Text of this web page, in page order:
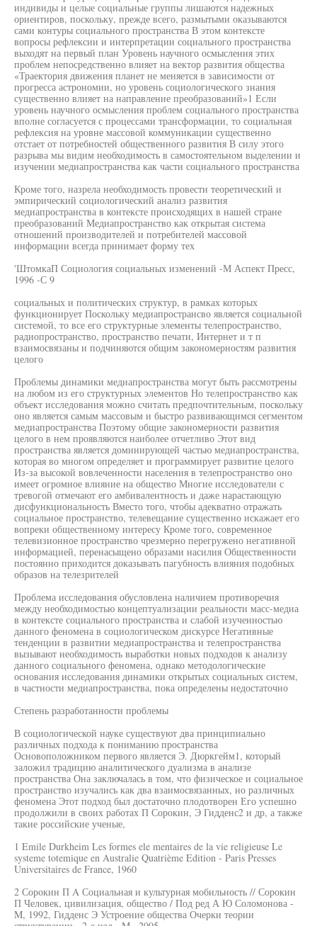
индивиды и целые социальные группы лишаются надежных
ориентиров, поскольку, прежде всего, размытыми оказываются
сами контуры социального пространства В этом контексте
вопросы рефлексии и интерпретации социального пространства
выходят на первый план Уровень научного осмысления этих
проблем непосредственно влияет на вектор развития общества
«Траектория движения планет не меняется в зависимости от
прогресса астрономии, но уровень социологического знания
существенно влияет на направление преобразований»1 Если
уровень научного осмысления проблем социального пространства
вполне согласуется с процессами трансформации, то социальная
рефлексия на уровне массовой коммуникации существенно
отстает от потребностей общественного развития В силу этого
разрыва мы видим необходимость в самостоятельном выделении и
изучении медиапространства как части социального пространства
Кроме того, назрела необходимость провести теоретический и
эмпирический социологический анализ развития
медиапространства в контексте происходящих в нашей стране
преобразований Медиапространство как открытая система
отношений производителей и потребителей массовой
информации всегда принимает форму тех
'ШтомкаП Социология социальных изменений -М Аспект Пресс,
1996 -С 9
социальных и политических структур, в рамках которых
функционирует Поскольку медиапространсво является социальной
системой, то все его структурные элементы телепространство,
радиопространство, пространство печати, Интернет и т п
взаимосвязаны и подчиняются общим закономерностям развития
целого
Проблемы динамики медиапространства могут быть рассмотрены
на любом из его структурных элементов Но телепространство как
объект исследования можно считать предпочтительным, поскольку
оно является самым массовым и быстро развивающимся сегментом
медиапространства Поэтому общие закономерности развития
целого в нем проявляются наиболее отчетливо Этот вид
пространства является доминирующей частью медиапространства,
которая во многом определяет и программирует развитие целого
Из-за высокой вовлеченности населения в телепространство оно
имеет огромное влияние на общество Многие исследователи с
тревогой отмечают его амбивалентность и даже нарастающую
дисфункциональность Вместо того, чтобы адекватно отражать
социальное пространство, телевещание существенно искажает его
вопреки общественному интересу Кроме того, современное
телевизионное пространство чрезмерно перегружено негативной
информацией, перенасыщено образами насилия Общественности
постоянно приходится доказывать пагубность влияния подобных
образов на телезрителей
Проблема исследования обусловлена наличием противоречия
между необходимостью концептуализации реальности масс-медиа
в контексте социального пространства и слабой изученностью
данного феномена в социологическом дискурсе Негативные
тенденции в развитии медиапространства и телепространства
вызывают необходимость выработки новых подходов к анализу
данного социального феномена, однако методологические
основания исследования динамики открытых социальных систем,
в частности медиапространства, пока определены недостаточно
Степень разработанности проблемы
В социологической науке существуют два принципиально
различных подхода к пониманию пространства
Основоположником первого является Э. Дюркгейм1, который
заложил традицию аналитического дуализма в анализе
пространства Она заключалась в том, что физическое и социальное
пространство изучались как два взаимосвязанных, но различных
феномена Этот подход был достаточно плодотворен Его успешно
продолжили в своих работах П Сорокин, Э Гидденс2 и др, а также
такие российские ученые,
1 Emile Durkheim Les formes ele mentaires de la vie religieuse Le
systeme totemique en Australie Quatrième Edition - Paris Presses
Universitaires de France, 1960
2 Сорокин П A Социальная и культурная мобильность // Сорокин
П Человек, цивилизация, общество / Под ред А Ю Соломонова -
M, 1992, Гидденс Э Устроение общества Очерки теории